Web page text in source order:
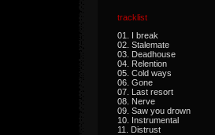
tracklist
01. I break
02. Stalemate
03. Deadhouse
04. Relention
05. Cold ways
06. Gone
07. Last resort
08. Nerve
09. Saw you drown
10. Instrumental
11. Distrust